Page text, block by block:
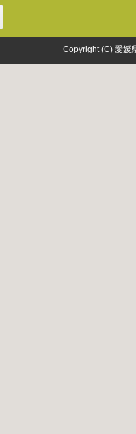
Copyright (C) 愛媛